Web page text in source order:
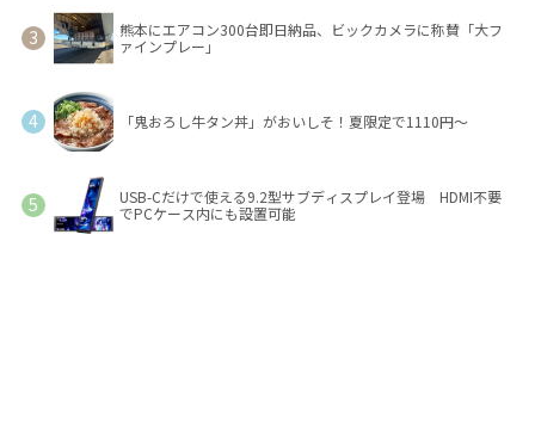
熊本にエアコン300台即日納品、ビックカメラに称賛「大フ
ァインプレー」
「鬼おろし牛タン丼」がおいしそ！夏限定で1110円～
USB-Cだけで使える9.2型サブディスプレイ登場 HDMI不要
でPCケース内にも設置可能